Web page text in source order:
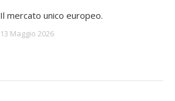
Il mercato unico europeo.
13 Maggio 2026